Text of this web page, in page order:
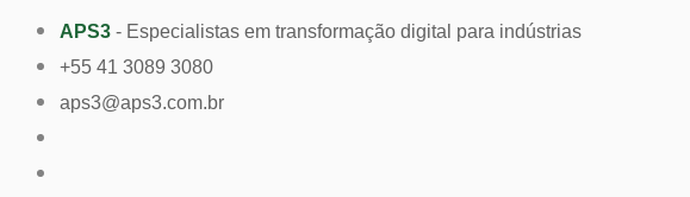
APS3 - Especialistas em transformação digital para indústrias
+55 41 3089 3080
aps3@aps3.com.br